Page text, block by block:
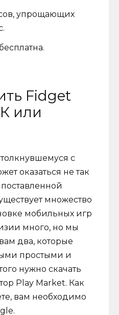
упрощающих
Fidget
или
с
оказаться не так
множество
мобильных игр
много, но мы
два, которые
простыми и
нужно скачать
Play Market. Как
вам необходимо